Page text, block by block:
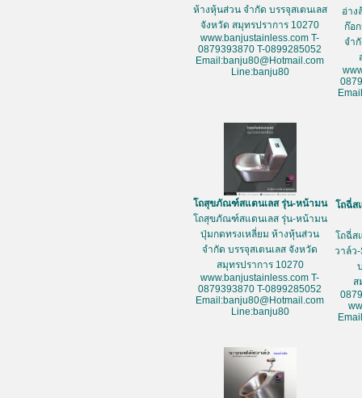
ห้างหุ้นส่วน จำกัด บรรจุสเตนเลส
จังหวัด สมุทรปราการ 10270
www.banjustainless.com T-
0879393870 T-0899285052
Email:banju80@Hotmail.com
Line:banju80
อ่าง
ก๊อ
จำ
โถสุขภัณฑ์สแตนเลส รุ่น-หน้ามน
โถสุขภัณฑ์สแตนเลส รุ่น-หน้ามน
ปุ่มกดทรงเหลี่ยม ห้างหุ้นส่วน
จำกัด บรรจุสเตนเลส จังหวัด
สมุทรปราการ 10270
www.banjustainless.com T-
0879393870 T-0899285052
Email:banju80@Hotmail.com
Line:banju80
โถฉี่ส
โถฉี่ส
วาล์ว
ส